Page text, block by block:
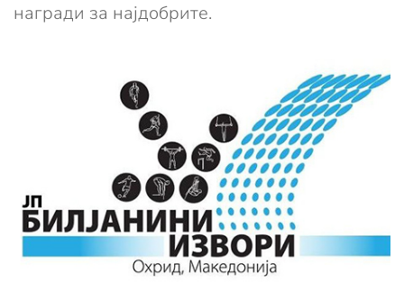
награди за најдобрите.